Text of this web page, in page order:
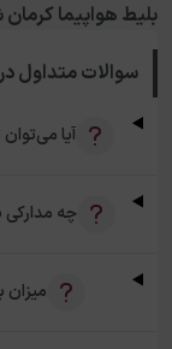
بلیط هواپیما کرمان
سوالات متداول
آیا
چه مدارکی
میزان